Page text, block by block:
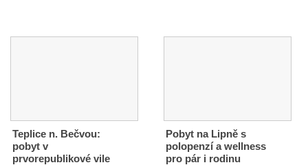
Teplice n. Bečvou:
pobyt v
prvorepublikové vile
Pobyt na Lipně s
polopenzí a wellness
pro pár i rodinu